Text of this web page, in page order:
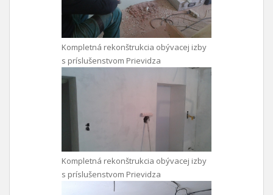
Kompletná rekonštrukcia obývacej izby
s príslušenstvom Prievidza
Kompletná rekonštrukcia obývacej izby
s príslušenstvom Prievidza